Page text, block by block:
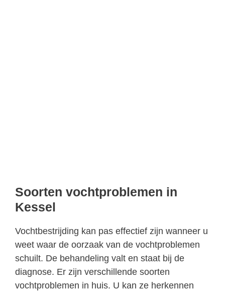
Soorten vochtproblemen in
Kessel
Vochtbestrijding kan pas effectief zijn wanneer u
weet waar de oorzaak van de vochtproblemen
schuilt. De behandeling valt en staat bij de
diagnose. Er zijn verschillende soorten
vochtproblemen in huis. U kan ze herkennen